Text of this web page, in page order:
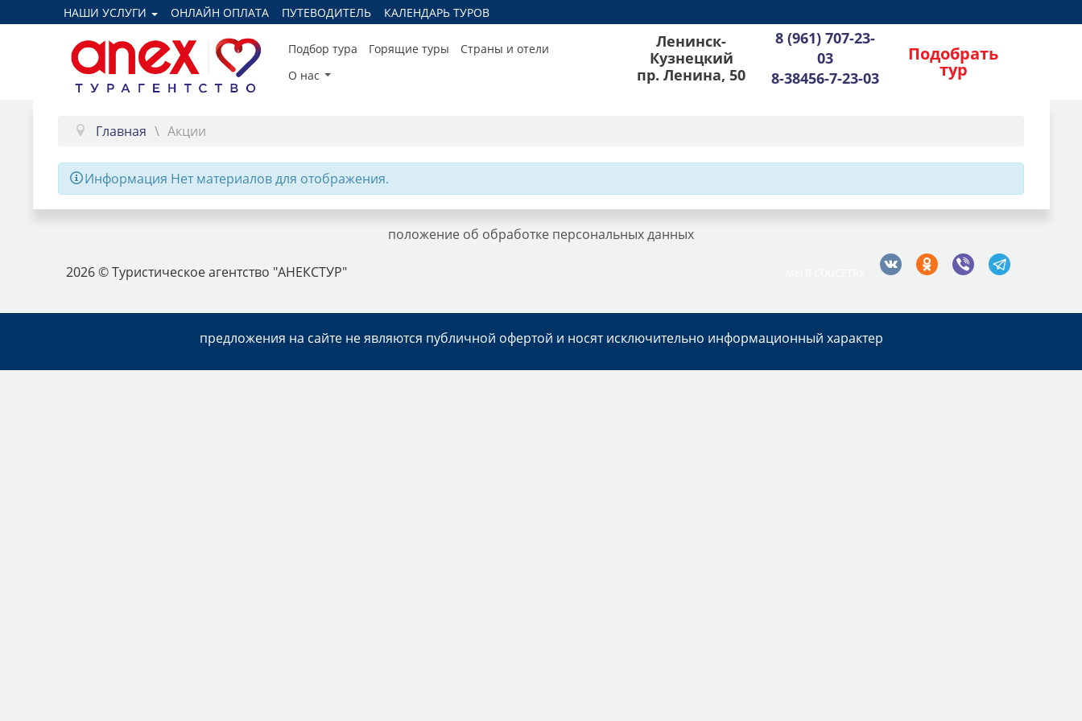
НАШИ УСЛУГИ ОНЛАЙН ОПЛАТА ПУТЕВОДИТЕЛЬ КАЛЕНДАРЬ ТУРОВ
Подбор тура Горящие туры
Страны и отели
О нас
Ленинск-
Кузнецкий
пр. Ленина, 50
8 (961) 707-23-
03
8-38456-7-23-03
Подобрать
тур
Главная Акции
Информация Нет материалов для отображения.
положение об обработке персональных данных
2026 © Туристическое агентство "АНЕКСТУР"
предложения на сайте не являются публичной офертой и носят исключительно информационный характер